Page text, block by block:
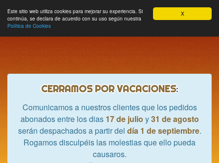
X
Este sitio web utiliza cookies para mejorar su experiencia. Si
continúa, se declara de acuerdo con su uso según nuestra
Política de Cookies
Hobbycrash Mi cuenta
CERRAMOS POR VACACIONES:
Comunicamos a nuestros clientes que los pedidos
abonados entre los dias 17 de julio y31 de agosto
serán despachados a partir del día 1 de septiembre.
Rogamos disculpéis las molestias que ello pueda
causaros.